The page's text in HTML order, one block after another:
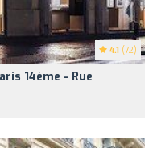
4.1 (72)
14ème - Rue